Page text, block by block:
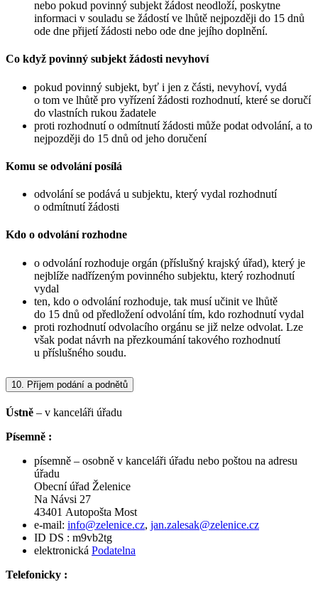
nebo pokud povinný subjekt žádost neodloží, poskytne
informaci v souladu se žádostí ve lhůtě nejpozději do 15 dnů
ode dne přijetí žádosti nebo ode dne jejího doplnění.
Co když povinný subjekt žádosti nevyhoví
pokud povinný subjekt, byť i jen z části, nevyhoví, vydá
o tom ve lhůtě pro vyřízení žádosti rozhodnutí, které se doručí
do vlastních rukou žadatele
proti rozhodnutí o odmítnutí žádosti může podat odvolání, a to
nejpozději do 15 dnů od jeho doručení
Komu se odvolání posílá
odvolání se podává u subjektu, který vydal rozhodnutí
o odmítnutí žádosti
Kdo o odvolání rozhodne
o odvolání rozhoduje orgán (příslušný krajský úřad), který je
nejblíže nadřízeným povinného subjektu, který rozhodnutí
vydal
ten, kdo o odvolání rozhoduje, tak musí učinit ve lhůtě
do 15 dnů od předložení odvolání tím, kdo rozhodnutí vydal
proti rozhodnutí odvolacího orgánu se již nelze odvolat. Lze
však podat návrh na přezkoumání takového rozhodnutí
u příslušného soudu.
10. Příjem podání a podnětů
Ústně – v kanceláři úřadu
Písemně :
písemně – osobně v kanceláři úřadu nebo poštou na adresu
úřadu
Obecní úřad Želenice
Na Návsi 27
43401 Autopošta Most
e-mail: info@zelenice.cz, jan.zalesak@zelenice.cz
ID DS : m9vb2tg
elektronická Podatelna
Telefonicky :